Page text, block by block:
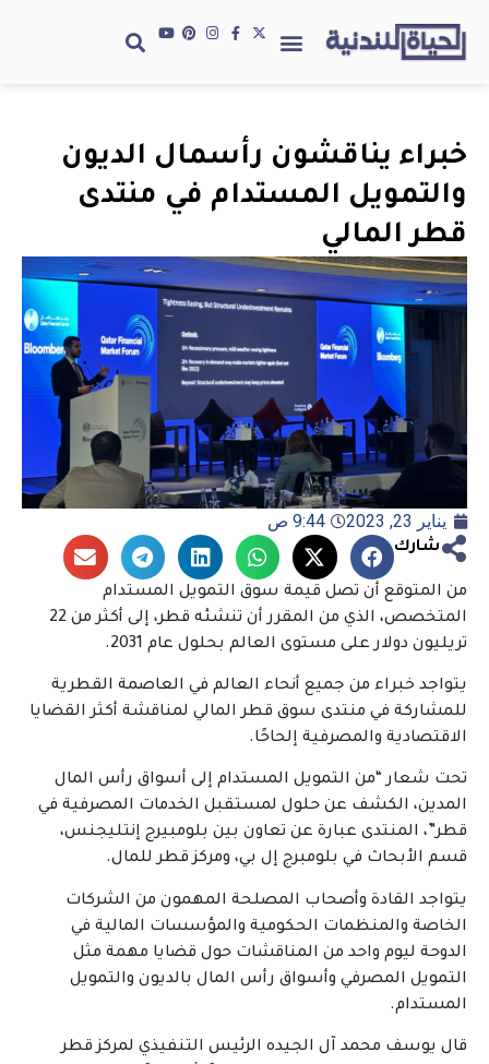
خبراء يناقشون رأسمال الديون
والتمويل المستدام في منتدى
قطر المالي
يناير 23, 2023 9:44 ص
شارك
من المتوقع أن تصل قيمة سوق التمويل المستدام
المتخصص، الذي من المقرر أن تنشئه قطر، إلى أكثر من 22
تريليون دولار على مستوى العالم بحلول عام 2031.
يتواجد خبراء من جميع أنحاء العالم في العاصمة القطرية
للمشاركة في منتدى سوق قطر المالي لمناقشة أكثر القضايا
الاقتصادية والمصرفية إلحاحًا.
تحت شعار “من التمويل المستدام إلى أسواق رأس المال
المدين، الكشف عن حلول لمستقبل الخدمات المصرفية في
قطر”، المنتدى عبارة عن تعاون بين بلومبيرج إنتليجنس،
قسم الأبحاث في بلومبرج إل بي، ومركز قطر للمال.
يتواجد القادة وأصحاب المصلحة المهمون من الشركات
الخاصة والمنظمات الحكومية والمؤسسات المالية في
الدوحة ليوم واحد من المناقشات حول قضايا مهمة مثل
التمويل المصرفي وأسواق رأس المال بالديون والتمويل
المستدام.
قال يوسف محمد آل الجيده الرئيس التنفيذي لمركز قطر